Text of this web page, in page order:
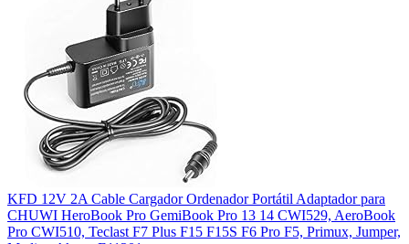
KFD 12V 2A Cable Cargador Ordenador Portátil Adaptador para
CHUWI HeroBook Pro GemiBook Pro 13 14 CWI529, AeroBook
Pro CWI510, Teclast F7 Plus F15 F15S F6 Pro F5, Primux, Jumper,